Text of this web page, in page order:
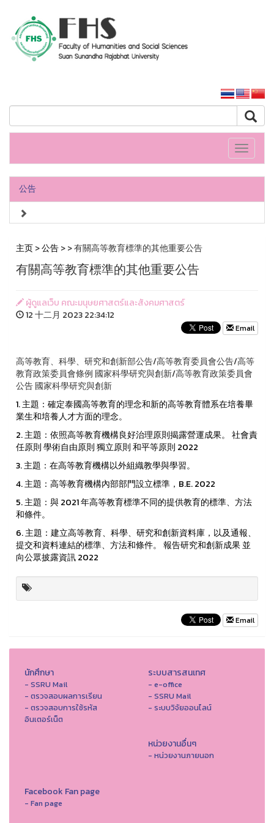
Toggle
公告
主页>公告>> 有關高等教育標準的其他重要公告
有關高等教育標準的其他重要公告
ผู้ดูแลเว็บ คณะมนุษยศาสตร์และสังคมศาสตร์
12 十二月 2023 22:34:12
Email
高等教育、科學、研究和創新部公告/高等教育委員會公告/高等
教育政策委員會條例 國家科學研究與創新/高等教育政策委員會
公告 國家科學研究與創新
1. 主題：確定泰國高等教育的理念和新的高等教育體系在培養畢
業生和培養人才方面的理念。
2. 主題：依照高等教育機構良好治理原則揭露營運成果。 社會責
任原則 學術自由原則 獨立原則 和平等原則 2022
3. 主題：在高等教育機構以外組織教學與學習。
4. 主題：高等教育機構內部部門設立標準，B.E. 2022
5. 主題：與 2021 年高等教育標準不同的提供教育的標準、方法
和條件。
6. 主題：建立高等教育、科學、研究和創新資料庫，以及通報、
提交和資料連結的標準、方法和條件。 報告研究和創新成果 並
向公眾披露資訊 2022
Email
นักศึกษา
- SSRU Mail
- ตรวจสอบผลการเรียน
- ตรวจสอบการใช้รหัส
อินเตอร์เน็ต
ระบบสารสนเทศ
- e-office
- SSRU Mail
- ระบบวิจัยออนไลน์
หน่วยงานอื่นๆ
- หน่วยงานภายนอก
Facebook Fan page
- Fan page